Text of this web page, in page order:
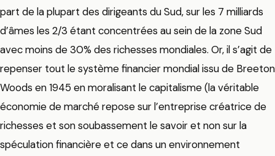
part de la plupart des dirigeants du Sud, sur les 7 milliards
d’âmes les 2/3 étant concentrées au sein de la zone Sud
avec moins de 30% des richesses mondiales. Or, il s’agit de
repenser tout le système financier mondial issu de Breeton
Woods en 1945 en moralisant le capitalisme (la véritable
économie de marché repose sur l’entreprise créatrice de
richesses et son soubassement le savoir et non sur la
spéculation financière et ce dans un environnement